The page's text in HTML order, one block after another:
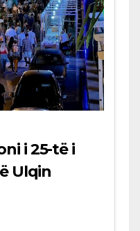
i 25-të i
Ulqin